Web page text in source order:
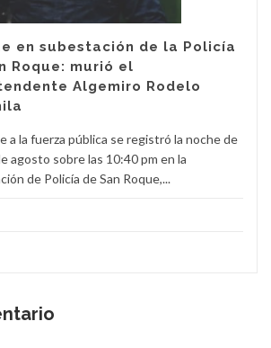
en subestación de la Policía
Roque: murió el
Algemiro Rodelo
a la fuerza pública se registró la noche de
agosto sobre las 10:40 pm en la
de Policía de San Roque,...